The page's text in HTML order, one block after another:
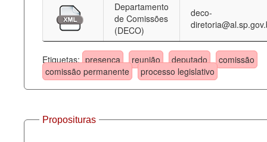
Departamento
de Comissões
(DECO)
deco-
Etiquetas: presença reunião deputado
comissão
comissão permanente
processo legislativo
Proposituras